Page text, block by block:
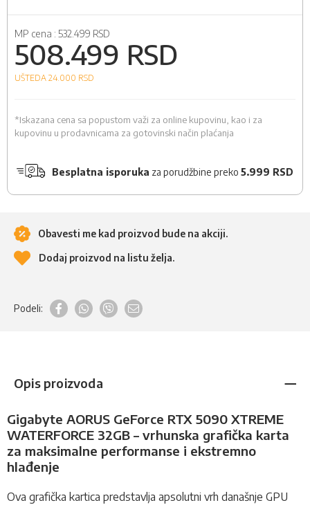
MP cena : 532.499 RSD
508.499 RSD
UŠTEDA 24.000 RSD
*Iskazana cena sa popustom važi za online kupovinu, kao i za
kupovinu u prodavnicama za gotovinski način plaćanja
Besplatna isporuka za porudžbine preko 5.999 RSD
Obavesti me kad proizvod bude na akciji.
Dodaj proizvod na listu želja.
Podeli:
Opis proizvoda
Gigabyte AORUS GeForce RTX 5090 XTREME
WATERFORCE 32GB – vrhunska grafička karta
za maksimalne performanse i ekstremno
hlađenje
Ova grafička kartica predstavlja apsolutni vrh današnje GPU